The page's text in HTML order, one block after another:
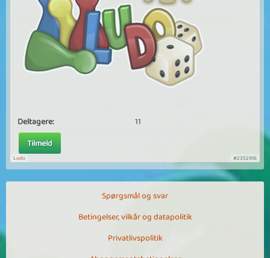
Deltagere:
11
Tilmeld
Ludo #2352916
Spørgsmål og svar
Betingelser, vilkår og datapolitik
Privatlivspolitik